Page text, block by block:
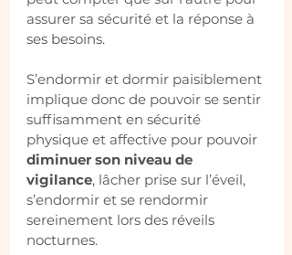
assurer sa sécurité et la réponse à
ses besoins.
S’endormir et dormir paisiblement
implique donc de pouvoir se sentir
suffisamment en sécurité
physique et affective pour pouvoir
diminuer son niveau de
vigilance, lâcher prise sur l’éveil,
s’endormir et se rendormir
sereinement lors des réveils
nocturnes.